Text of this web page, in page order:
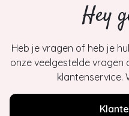
Hey
Heb je vragen of heb je
onze veelgestelde
klantenservice.